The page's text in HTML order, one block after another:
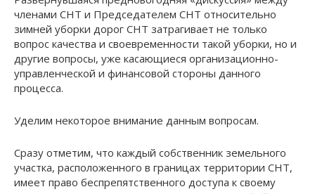
членами СНТ и Председателем СНТ относительно
зимней уборки дорог СНТ затрагивает не только
вопрос качества и своевременности такой уборки, но и
другие вопросы, уже касающиеся организационно-
управленческой и финансовой стороны данного
процесса.
Уделим некоторое внимание данным вопросам.
Сразу отметим, что каждый собственник земельного
участка, расположенного в границах территории СНТ,
имеет право беспрепятственного доступа к своему